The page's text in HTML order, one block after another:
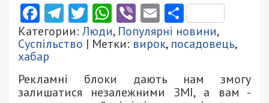
Facebook
Telegram
Twitter
WhatsApp
ViberEmail
Категории:Люди, Популярні новини,
Суспільство | Метки: вирок, посадовець,
хабар
Рекламні блоки дають нам змогу
залишатися незалежними ЗМІ, а вам -